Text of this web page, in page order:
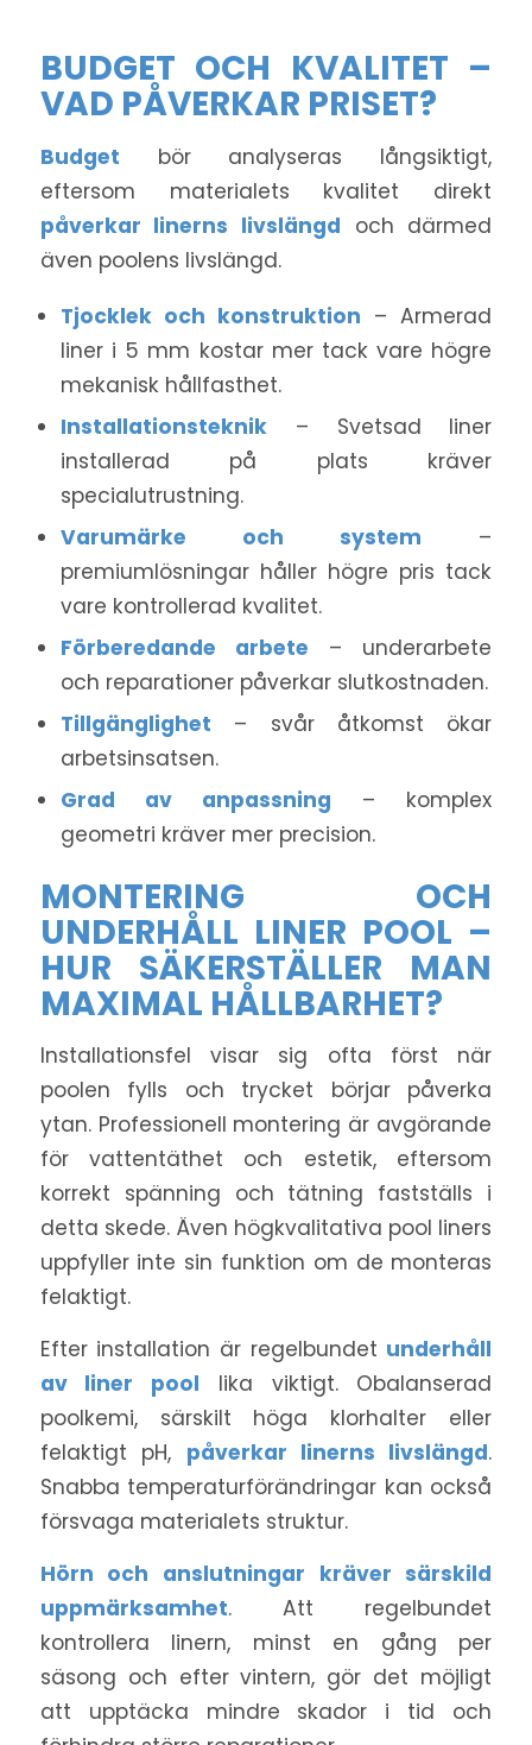
BUDGET OCH KVALITET –
VAD PÅVERKAR PRISET?
Budget bör analyseras långsiktigt,
eftersom materialets kvalitet direkt
påverkar linerns livslängd och därmed
även poolens livslängd.
Tjocklek och konstruktion – Armerad
liner i 5 mm kostar mer tack vare högre
mekanisk hållfasthet.
Installationsteknik– Svetsad liner
installerad på plats kräver
specialutrustning.
Varumärke och system –
premiumlösningar håller högre pris tack
vare kontrollerad kvalitet.
Förberedande arbete – underarbete
och reparationer påverkar slutkostnaden.
Tillgänglighet – svår åtkomst ökar
arbetsinsatsen.
Grad av anpassning – komplex
geometri kräver mer precision.
MONTERING OCH
UNDERHÅLL LINER POOL –
HUR SÄKERSTÄLLER MAN
MAXIMAL HÅLLBARHET?
Installationsfel visar sig ofta först när
poolen fylls och trycket börjar påverka
ytan. Professionell montering är avgörande
för vattentäthet och estetik, eftersom
korrekt spänning och tätning fastställs i
detta skede. Även högkvalitativa pool liners
uppfyller inte sin funktion om de monteras
felaktigt.
Efter installation är regelbundet underhåll
av liner pool lika viktigt. Obalanserad
poolkemi, särskilt höga klorhalter eller
felaktigt pH, påverkar linerns livslängd.
Snabba temperaturförändringar kan också
försvaga materialets struktur.
Hörn och anslutningar kräver särskild
uppmärksamhet. Att regelbundet
kontrollera linern, minst en gång per
säsong och efter vintern, gör det möjligt
att upptäcka mindre skador i tid och